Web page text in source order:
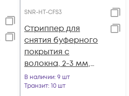
SNR-HT-CFS3
Стриппер для
снятия буферного
покрытия с
волокна, 2-3 мм,
900мкм, 250мкм,
CFS-3
В наличии: 9 шт
Транзит: 10 шт